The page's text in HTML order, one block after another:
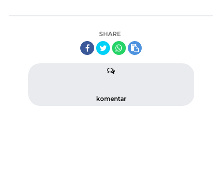
SHARE
komentar